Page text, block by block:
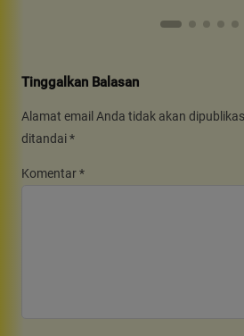
Tinggalkan Balasan
Alamat email Anda tidak akan
ditandai*
Komentar*